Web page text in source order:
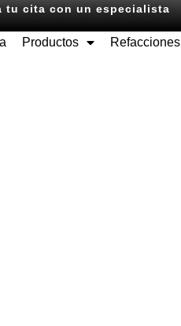
tu cita con un especialista
Productos Refacciones